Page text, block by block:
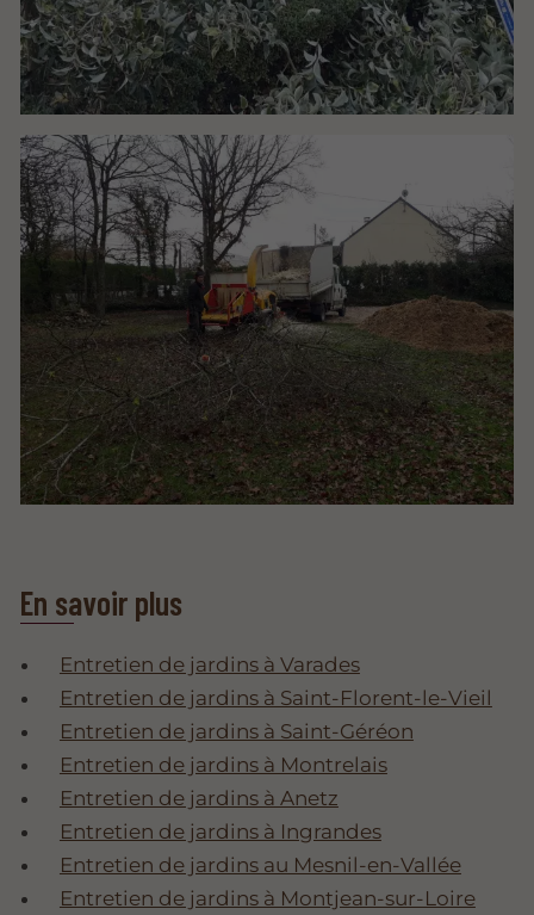
En savoir plus
Entretien de jardins à Varades
Entretien de jardins à Saint-Florent-le-Vieil
Entretien de jardins à Saint-Géréon
Entretien de jardins à Montrelais
Entretien de jardins à Anetz
Entretien de jardins à Ingrandes
Entretien de jardins au Mesnil-en-Vallée
Entretien de jardins à Montjean-sur-Loire